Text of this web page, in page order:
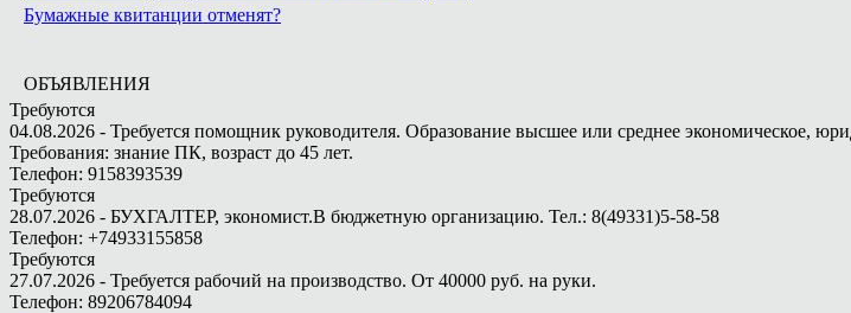
Бумажные квитанции отменят?
ОБЪЯВЛЕНИЯ
Требуются
04.08.2026 - Требуется помощник руководителя. Образование высшее или среднее экономическое,
Требования: знание ПК, возраст до 45 лет.
Телефон: 9158393539
Требуются
28.07.2026 - БУХГАЛТЕР, экономист.В бюджетную организацию. Тел.: 8(49331)5-58-58
Телефон: +74933155858
Требуются
27.07.2026 - Требуется рабочий на производство. От 40000 руб. на руки.
Телефон: 89206784094